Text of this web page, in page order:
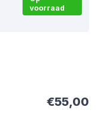
voorraad
€55,00